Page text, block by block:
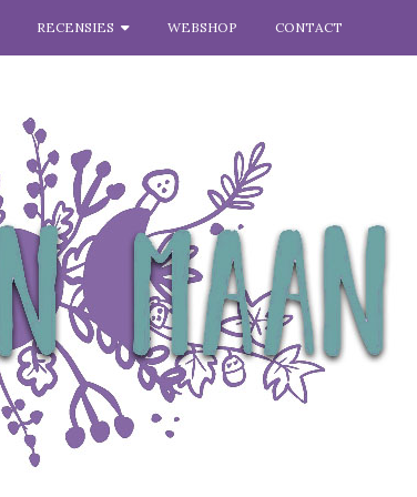
RECENSIES WEBSHOP CONTACT